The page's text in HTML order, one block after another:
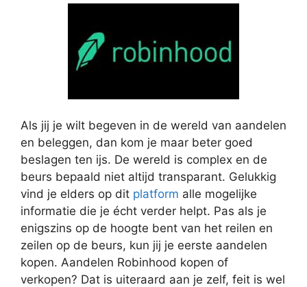
Als jij je wilt begeven in de wereld van aandelen
en beleggen, dan kom je maar beter goed
beslagen ten ijs. De wereld is complex en de
beurs bepaald niet altijd transparant. Gelukkig
vind je elders op dit platform alle mogelijke
informatie die je écht verder helpt. Pas als je
enigszins op de hoogte bent van het reilen en
zeilen op de beurs, kun jij je eerste aandelen
kopen. Aandelen Robinhood kopen of
verkopen? Dat is uiteraard aan je zelf, feit is wel